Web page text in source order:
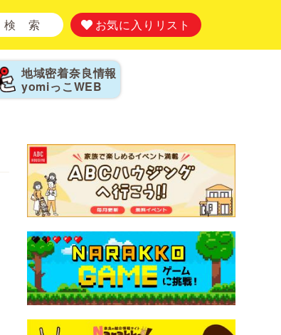
検 索 お気に入りリスト
地域密着奈良情報
yomiっこ WEB